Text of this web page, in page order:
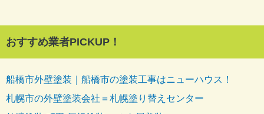
おすすめ業者PICKUP！
船橋市外壁塗装｜船橋市の塗装工事はニューハウス！
札幌市の外壁塗装会社＝札幌塗り替えセンター